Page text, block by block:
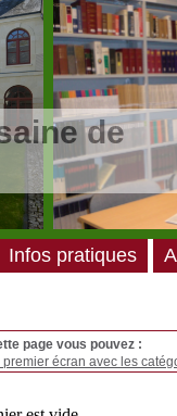
de
page vous pouvez :
premier écran avec les
Infos pratiques